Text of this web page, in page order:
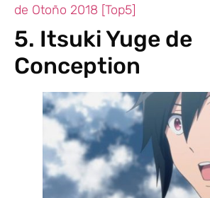
de Otoño 2018 [Top5]
5. Itsuki Yuge de
Conception